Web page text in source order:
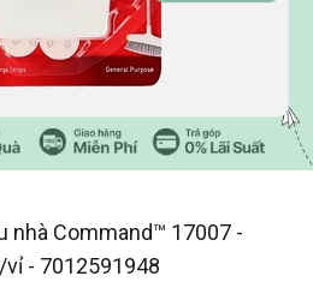
/7
nhà Command™ 17007 -
vỉ - 7012591948